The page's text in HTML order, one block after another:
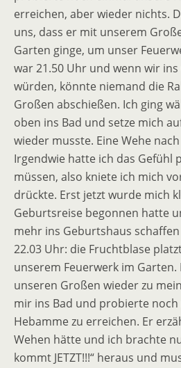
erreichen, aber wieder nichts.
uns, dass er mit unserem
Garten ginge, um unser
war 21.50 Uhr und wenn wir
würden, könnte niemand die
Großen abschießen. Ich ging
oben ins Bad und setze mich
wieder musste. Eine Wehe
Irgendwie hatte ich das Gefühl
müssen, also kniete ich mich
drückte. Erst jetzt wurde mich
Geburtsreise begonnen hatte
mehr ins Geburtshaus
22.03 Uhr: die Fruchtblase
unserem Feuerwerk im
unseren Großen wieder zu
mir ins Bad und probierte
Hebamme zu erreichen. Er
Wehen hätte und ich brachte
kommt JETZT!!!“ heraus und